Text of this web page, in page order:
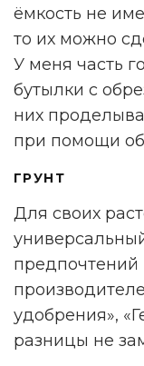
ёмкость не
то их можно
У меня часть
бутылки с
них
при помощи
ГРУНТ
Для своих
предпочтений
удобрения»,
разницы не